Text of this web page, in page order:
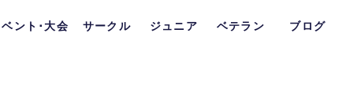
ベント･大会 サークル ジュニア ベテラン ブログ